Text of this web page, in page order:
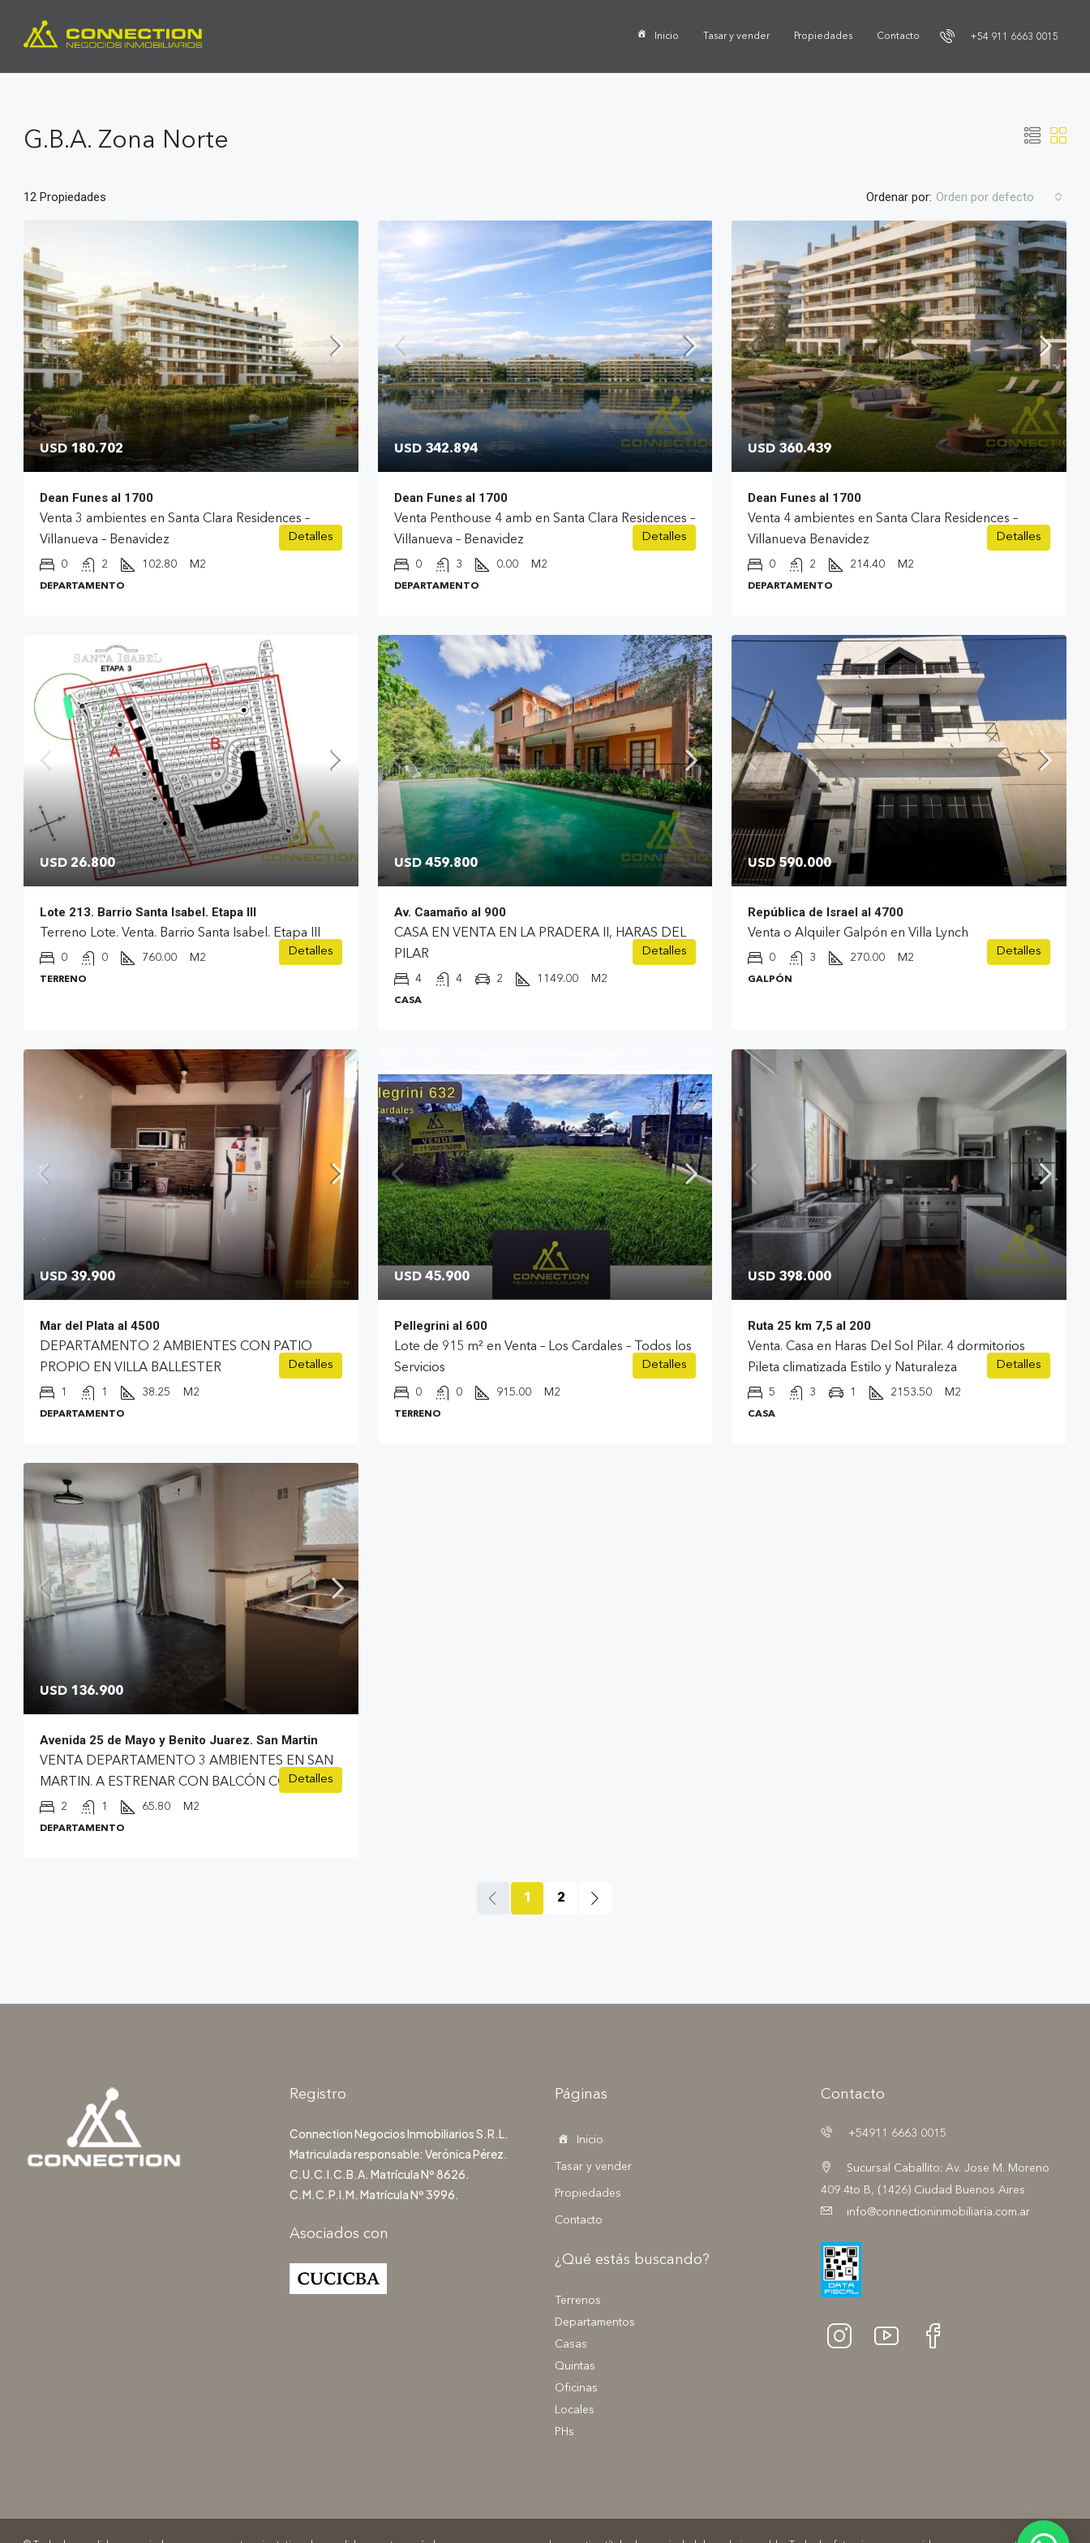
Inicio Tasar y vender Propiedades Contacto +54 911 6663 0015
G.B.A. Zona Norte
12 Propiedades Ordenar por: Orden por defecto
USD 180.702
Dean Funes al 1700
Venta 3 ambientes en Santa Clara Residences –
Villanueva – Benavidez
0 2 102.80 M2
DEPARTAMENTO
Detalles
USD 342.894
Dean Funes al 1700
Venta Penthouse 4 amb en Santa Clara Residences –
Villanueva – Benavidez
0 3 0.00 M2
DEPARTAMENTO
Detalles
USD 360.439
Dean Funes al 1700
Venta 4 ambientes en Santa Clara Residences –
Villanueva Benavidez
0 2 214.40 M2
DEPARTAMENTO
Detalles
USD 26.800
Lote 213. Barrio Santa Isabel. Etapa III
Terreno Lote. Venta. Barrio Santa Isabel. Etapa III
0 0 760.00 M2
TERRENO
Detalles
USD 459.800
Av. Caamaño al 900
CASA EN VENTA EN LA PRADERA II, HARAS DEL
PILAR
4 4 2 1149.00 M2
CASA
Detalles
USD 590.000
República de Israel al 4700
Venta o Alquiler Galpón en Villa Lynch
0 3 270.00 M2
GALPÓN
Detalles
USD 39.900
Mar del Plata al 4500
DEPARTAMENTO 2 AMBIENTES CON PATIO
PROPIO EN VILLA BALLESTER
1 1 38.25 M2
DEPARTAMENTO
Detalles
USD 45.900
Pellegrini al 600
Lote de 915 m² en Venta – Los Cardales – Todos los
Servicios
0 0 915.00 M2
TERRENO
Detalles
USD 398.000
Ruta 25 km 7,5 al 200
Venta. Casa en Haras Del Sol Pilar. 4 dormitorios
Pileta climatizada Estilo y Naturaleza
5 3 1 2153.50 M2
CASA
Detalles
USD 136.900
Avenida 25 de Mayo y Benito Juarez. San Martin
VENTA DEPARTAMENTO 3 AMBIENTES EN SAN
MARTIN. A ESTRENAR CON BALCÓN CORRIDO.
2 1 65.80 M2
DEPARTAMENTO
Detalles
1 2
Registro
Connection Negocios Inmobiliarios S.R.L.
Matriculada responsable: Verónica Pérez.
C.U.C.I.C.B.A. Matrícula Nº 8626.
C.M.C.P.I.M. Matrícula Nº 3996.
Asociados con
Páginas
Inicio
Tasar y vender
Propiedades
Contacto
¿Qué estás buscando?
Terrenos
Departamentos
Casas
Quintas
Oficinas
Locales
PHs
Contacto
+54911 6663 0015
Sucursal Caballito: Av. Jose M. Moreno
409 4to B, (1426) Ciudad Buenos Aires
info@connectioninmobiliaria.com.ar